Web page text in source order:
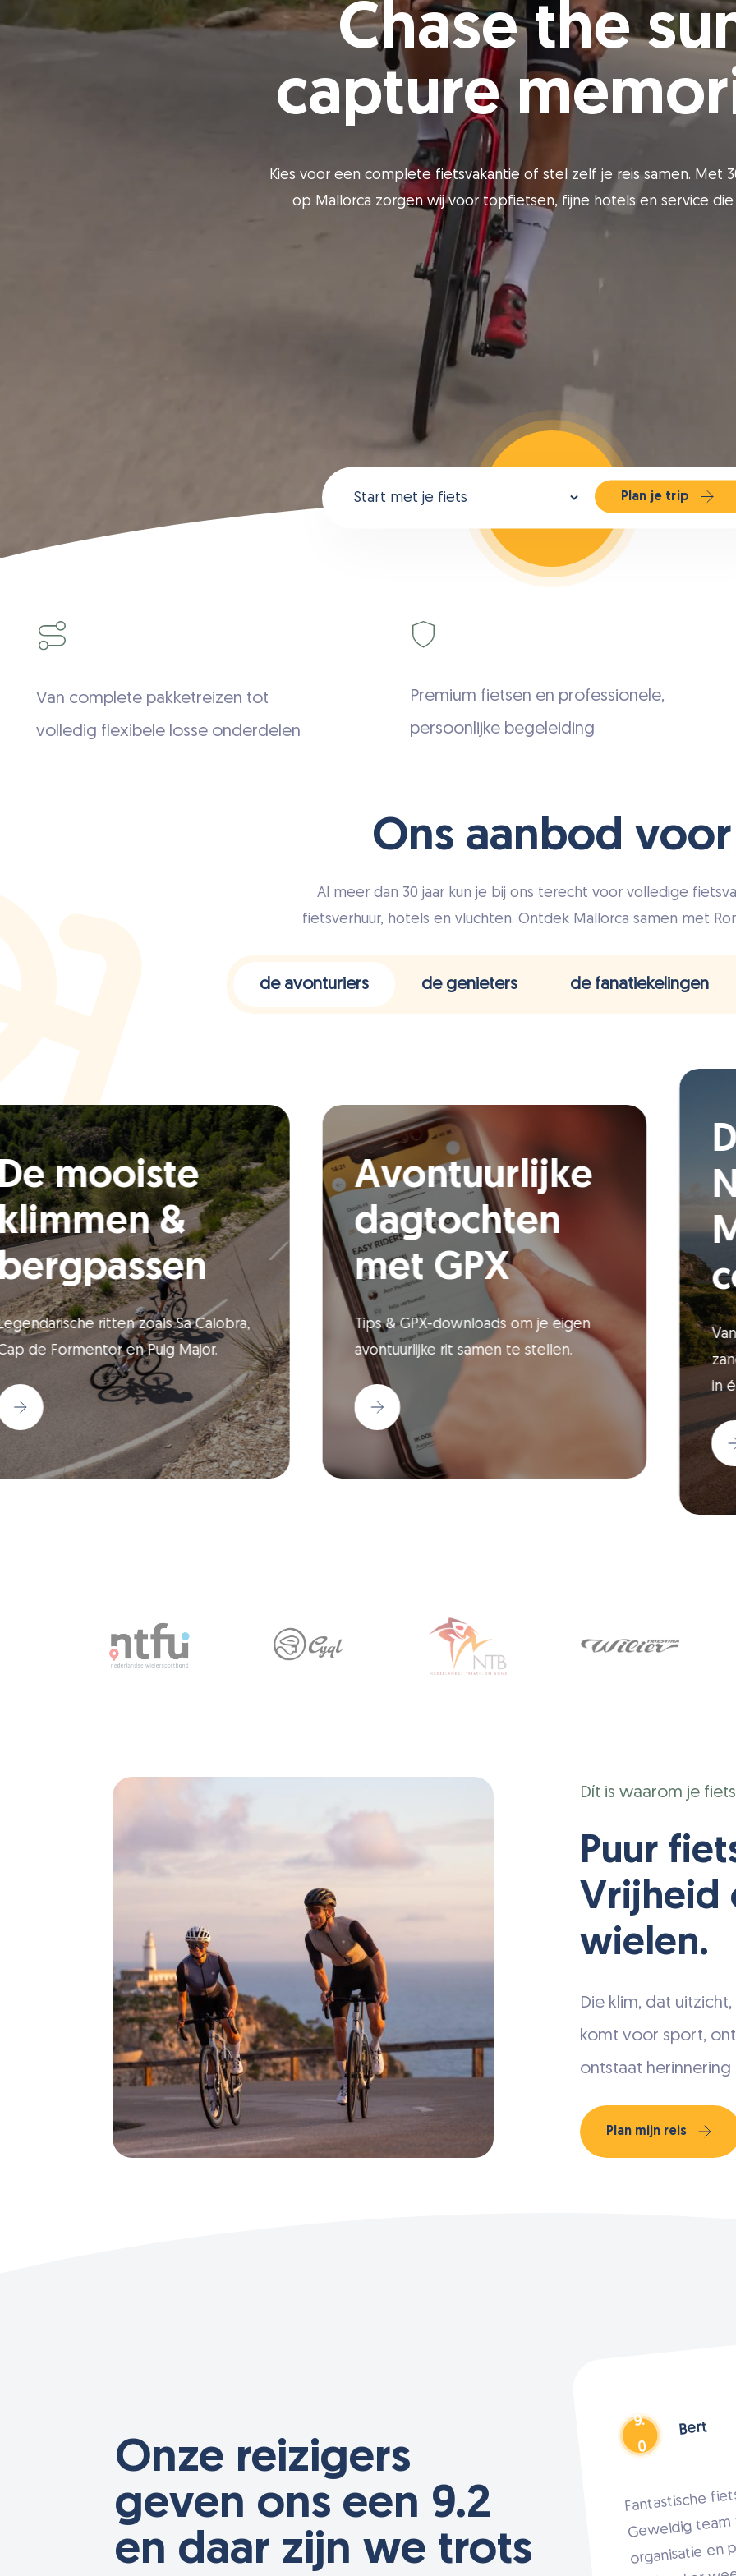
Chase the
capture
Kies voor een complete fietsvakantie of stel zelf je reis samen. Met
op Mallorca zorgen wij voor topfietsen, fijne hotels en service die
boeking
Plan je trip
Van complete pakketreizen tot
volledig flexibele losse onderdelen
Premium fietsen en professionele,
persoonlijke begeleiding
Ons aanbod voor
Al meer dan 30 jaar kun je bij ons terecht voor volledige
fietsverhuur, hotels en vluchten. Ontdek Mallorca samen met
de avonturiers de genieters de fanatiekelingen
Lees
meer
De mooiste
klimmen &
bergpassen
Legendarische ritten zoals Sa Calobra,
Cap de Formentor en Puig Major.
Lees
meer
Avontuurlijke
dagtochten
met GPX
Tips & GPX-downloads om je eigen
avontuurlijke rit samen te stellen.
Dít is waarom je
Puur
Vrijheid
wielen.
Die klim, dat
komt voor sport,
ontstaat herinnering
Plan mijn reis
Onze reizigers
geven ons een 9.2
en daar zijn we trots
Recent 2 fietsen gehuurd en alleen
lof, van de communicatie tot het
van de fietsen was alles perfect
Jean-Pierre Pannier
de organisatie van Rompelberg
Fantastische fietsvakantie ervaren.
Geweldig team van begeleiders. Top
organisatie en prachtige ritten. Volgend